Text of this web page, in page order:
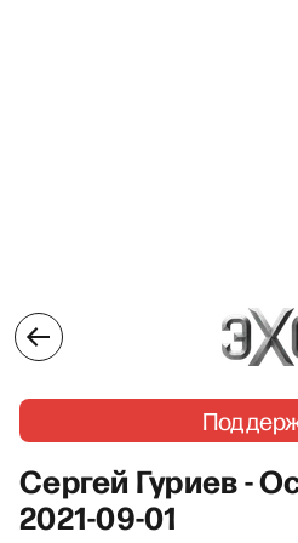
Сергей Гуриев -
2021-09-01